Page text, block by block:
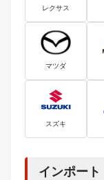
レクサス
マツダ
スズキ
インポート